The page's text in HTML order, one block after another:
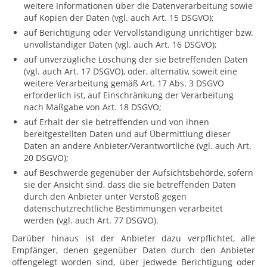
weitere Informationen über die Datenverarbeitung sowie
auf Kopien der Daten (vgl. auch Art. 15 DSGVO);
auf Berichtigung oder Vervollständigung unrichtiger bzw.
unvollständiger Daten (vgl. auch Art. 16 DSGVO);
auf unverzügliche Löschung der sie betreffenden Daten
(vgl. auch Art. 17 DSGVO), oder, alternativ, soweit eine
weitere Verarbeitung gemäß Art. 17 Abs. 3 DSGVO
erforderlich ist, auf Einschränkung der Verarbeitung
nach Maßgabe von Art. 18 DSGVO;
auf Erhalt der sie betreffenden und von ihnen
bereitgestellten Daten und auf Übermittlung dieser
Daten an andere Anbieter/Verantwortliche (vgl. auch Art.
20 DSGVO);
auf Beschwerde gegenüber der Aufsichtsbehörde, sofern
sie der Ansicht sind, dass die sie betreffenden Daten
durch den Anbieter unter Verstoß gegen
datenschutzrechtliche Bestimmungen verarbeitet
werden (vgl. auch Art. 77 DSGVO).
Darüber hinaus ist der Anbieter dazu verpflichtet, alle
Empfänger, denen gegenüber Daten durch den Anbieter
offengelegt worden sind, über jedwede Berichtigung oder